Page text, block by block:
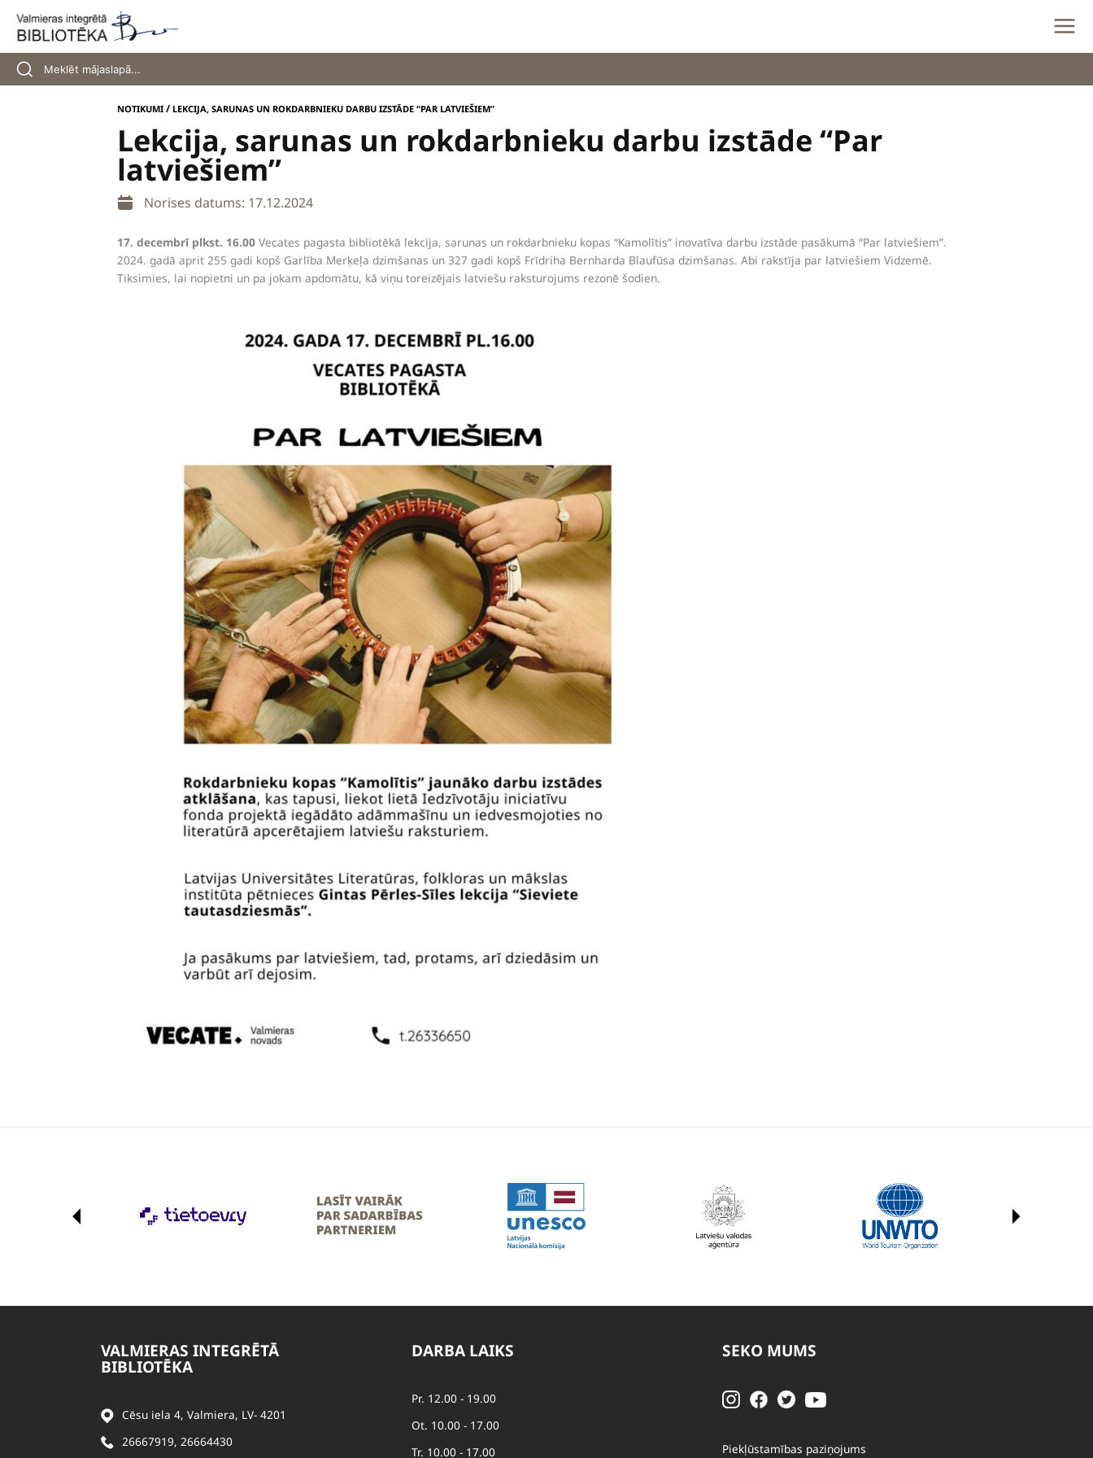
content
NOTIKUMI / LEKCIJA, SARUNAS UN ROKDARBNIEKU DARBU IZSTĀDE “PAR LATVIEŠIEM”
Lekcija, sarunas un rokdarbnieku darbu izstāde “Par
latviešiem”
Norises datums: 17.12.2024
17. decembrī plkst. 16.00 Vecates pagasta bibliotēkā lekcija, sarunas un rokdarbnieku kopas “Kamolītis” inovatīva darbu izstāde pasākumā “Par latviešiem”.
2024. gadā aprit 255 gadi kopš Garlība Merķeļa dzimšanas un 327 gadi kopš Frīdriha Bernharda Blaufūsa dzimšanas. Abi rakstīja par latviešiem Vidzemē.
Tiksimies, lai nopietni un pa jokam apdomātu, kā viņu toreizējais latviešu raksturojums rezonē šodien.
VALMIERAS INTEGRĒTĀ
BIBLIOTĒKA
Cēsu iela 4, Valmiera, LV- 4201
26667919, 26664430
DARBA LAIKS
Pr. 12.00 - 19.00
Ot. 10.00 - 17.00
Tr. 10.00 - 17.00
SEKO MUMS
Piekļūstamības paziņojums